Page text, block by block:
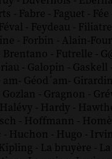
- Fabre - Faguet - Fée
Féval - Feydeau -
- Forbin - Alain-
Brentano - Futrelle -
- Galopin - Gaskell -
am- Géod´am- Girardin
Gozlan - Gragnon -
Halévy - Hardy -
- Hoffmann -
- Huchon - Hugo -
Kipling - La bruyère -